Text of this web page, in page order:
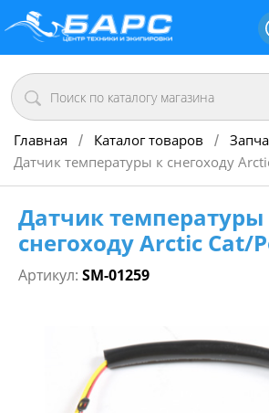
Главная / Каталог товаров /
Датчик температуры к снегоходу
Датчик температуры
снегоходу Arctic Cat/
Артикул: SM-01259